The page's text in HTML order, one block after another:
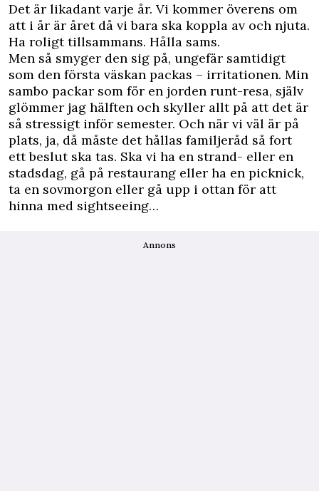
Det är likadant varje år. Vi kommer överens om
att i år är året då vi bara ska koppla av och njuta.
Ha roligt tillsammans. Hålla sams.
Men så smyger den sig på, ungefär samtidigt
som den första väskan packas – irritationen. Min
sambo packar som för en jorden runt-resa, själv
glömmer jag hälften och skyller allt på att det är
så stressigt inför semester. Och när vi väl är på
plats, ja, då måste det hållas familjeråd så fort
ett beslut ska tas. Ska vi ha en strand- eller en
stadsdag, gå på restaurang eller ha en picknick,
ta en sovmorgon eller gå upp i ottan för att
hinna med sightseeing…
Annons